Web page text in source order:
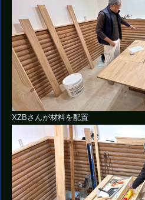
XZBさんが材料を配置